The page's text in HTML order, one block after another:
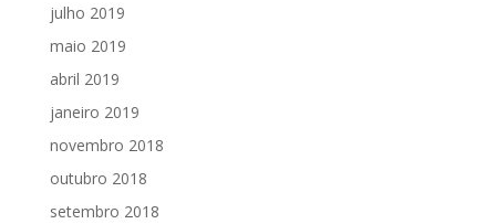
julho 2019
maio 2019
abril 2019
janeiro 2019
novembro 2018
outubro 2018
setembro 2018